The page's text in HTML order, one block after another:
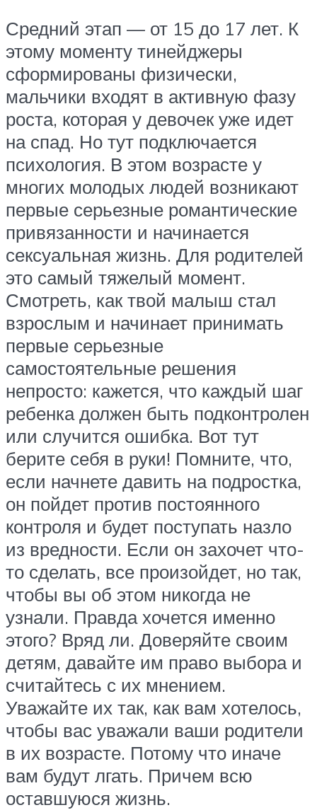
Средний этап — от 15 до 17 лет. К
этому моменту тинейджеры
сформированы физически,
мальчики входят в активную фазу
роста, которая у девочек уже идет
на спад. Но тут подключается
психология. В этом возрасте у
многих молодых людей возникают
первые серьезные романтические
привязанности и начинается
сексуальная жизнь. Для родителей
это самый тяжелый момент.
Смотреть, как твой малыш стал
взрослым и начинает принимать
первые серьезные
самостоятельные решения
непросто: кажется, что каждый шаг
ребенка должен быть подконтролен
или случится ошибка. Вот тут
берите себя в руки! Помните, что,
если начнете давить на подростка,
он пойдет против постоянного
контроля и будет поступать назло
из вредности. Если он захочет что-
то сделать, все произойдет, но так,
чтобы вы об этом никогда не
узнали. Правда хочется именно
этого? Вряд ли. Доверяйте своим
детям, давайте им право выбора и
считайтесь с их мнением.
Уважайте их так, как вам хотелось,
чтобы вас уважали ваши родители
в их возрасте. Потому что иначе
вам будут лгать. Причем всю
оставшуюся жизнь.